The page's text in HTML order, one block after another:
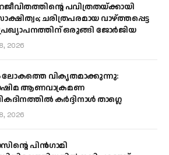
പവിത്രതയ്ക്കായി
ചരിത്രപരമായ വാഴ്ത്തപ്പെട്ട
ഒരുങ്ങി ജോര്‍ജിയ
2026
ലോകത്തെ വികൃതമാക്കുന്നു:
ആണവാക്രമണ
കർദ്ദിനാൾ താഗ്ലെ
2026
പിൻഗാമി